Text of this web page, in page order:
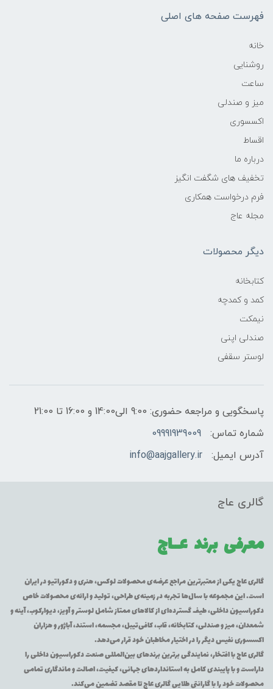
فهرست صفحه های اصلی
خانه
روشنایی
ساعت
میز و صندلی
اکسسوری
اقساط
درباره ما
تخفیف های شگفت انگیز
فرم درخواست همکاری
مجله عاج
دیگر محصولات
کتابخانه
کمد و کمدچه
نیمکت
صندلی اپنی
لوستر سقفی
پاسخگویی و مراجعه حضوری: 9:00 الی14:00 و 16:00 تا 21:00
شماره تماس:
09991939009
آدرس ایمیل:
info@aajgallery.ir
گالری عاج
معرفی برند عــاج
گالری عاج یکی از معتبرترین مراجع عرضه‌ی محصولات لوکس، هنری و دکوراتیو در ایران
است. این مجموعه با سال‌ها تجربه در زمینه‌ی طراحی، تولید و ارائه‌ی محصولات خاص
دکوراسیون داخلی، طیف گسترده‌ای از کالاهای ممتاز شامل لوستر و آویز، دیوارکوب، آینه و
شمعدان، میز و صندلی، کتابخانه، قاب، کافی‌تیبل، مجسمه، استند، آباژور و هزاران
اکسسوری نفیس دیگر را در اختیار مخاطبان خود قرار می‌دهد.
گالری عاج با افتخار، نمایندگی برترین برندهای بین‌المللی صنعت دکوراسیون داخلی را
داراست و با پایبندی کامل به استانداردهای جهانی، کیفیت، اصالت و ماندگاری تمامی
محصولات خود را با گارانتی طلایی گالری عاج تا مقصد تضمین می‌کند.